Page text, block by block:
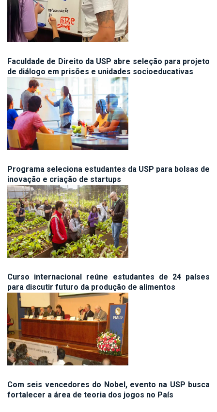
Faculdade de Direito da USP abre seleção para projeto
de diálogo em prisões e unidades socioeducativas
Programa seleciona estudantes da USP para bolsas de
inovação e criação de startups
Curso internacional reúne estudantes de 24 países
para discutir futuro da produção de alimentos
Com seis vencedores do Nobel, evento na USP busca
fortalecer a área de teoria dos jogos no País